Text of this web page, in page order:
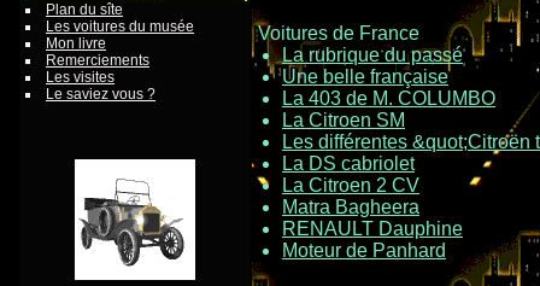
Plan du sîte
Les voitures du musée
Mon livre
Remerciements
Les visites
Le saviez vous ?
Voitures de France
La rubrique du passé
Une belle française
La 403 de M. COLUMBO
La Citroen SM
Les différentes &quot;Citroën
La DS cabriolet
La Citroen 2 CV
Matra Bagheera
RENAULT Dauphine
Moteur de Panhard